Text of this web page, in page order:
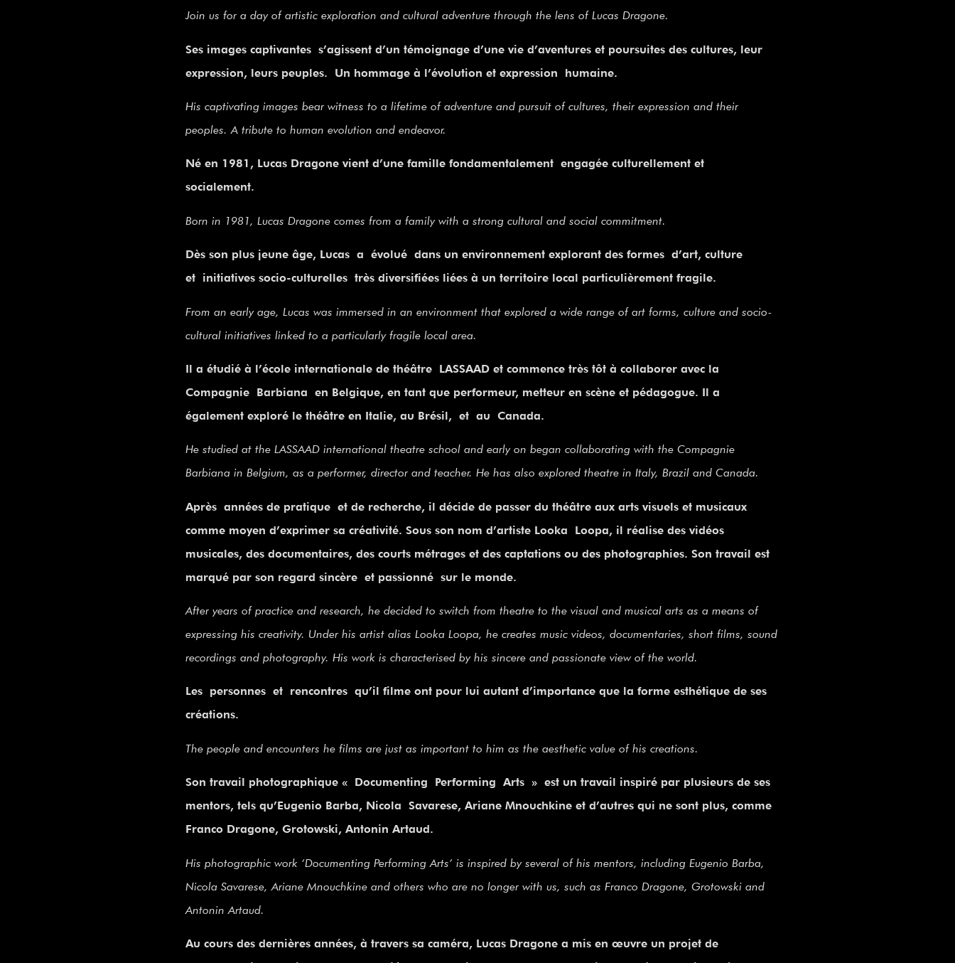
Join us for a day of artistic exploration and cultural adventure through the lens of Lucas Dragone.
Ses images captivantes s’agissent d’un témoignage d’une vie d’aventures et poursuites des cultures, leur
expression, leurs peuples. Un hommage à l’évolution et expression humaine.
His captivating images bear witness to a lifetime of adventure and pursuit of cultures, their expression and their
peoples. A tribute to human evolution and endeavor.
Né en 1981, Lucas Dragone vient d’une famille fondamentalement engagée culturellement et
socialement.
Born in 1981, Lucas Dragone comes from a family with a strong cultural and social commitment.
Dès son plus jeune âge, Lucas a évolué dans un environnement explorant des formes d’art, culture
et initiatives socio-culturelles très diversifiées liées à un territoire local particulièrement fragile.
From an early age, Lucas was immersed in an environment that explored a wide range of art forms, culture and socio-
cultural initiatives linked to a particularly fragile local area.
Il a étudié à l’école internationale de théâtre LASSAAD et commence très tôt à collaborer avec la
Compagnie Barbiana en Belgique, en tant que performeur, metteur en scène et pédagogue. Il a
également exploré le théâtre en Italie, au Brésil, et au Canada.
He studied at the LASSAAD international theatre school and early on began collaborating with the Compagnie
Barbiana in Belgium, as a performer, director and teacher. He has also explored theatre in Italy, Brazil and Canada.
Après années de pratique et de recherche, il décide de passer du théâtre aux arts visuels et musicaux
comme moyen d’exprimer sa créativité. Sous son nom d’artiste Looka Loopa, il réalise des vidéos
musicales, des documentaires, des courts métrages et des captations ou des photographies. Son travail est
marqué par son regard sincère et passionné sur le monde.
After years of practice and research, he decided to switch from theatre to the visual and musical arts as a means of
expressing his creativity. Under his artist alias Looka Loopa, he creates music videos, documentaries, short films, sound
recordings and photography. His work is characterised by his sincere and passionate view of the world.
Les personnes et rencontres qu’il filme ont pour lui autant d’importance que la forme esthétique de ses
créations.
The people and encounters he films are just as important to him as the aesthetic value of his creations.
Son travail photographique « Documenting Performing Arts » est un travail inspiré par plusieurs de ses
mentors, tels qu’Eugenio Barba, Nicola Savarese, Ariane Mnouchkine et d’autres qui ne sont plus, comme
Franco Dragone, Grotowski, Antonin Artaud.
His photographic work ‘Documenting Performing Arts’ is inspired by several of his mentors, including Eugenio Barba,
Nicola Savarese, Ariane Mnouchkine and others who are no longer with us, such as Franco Dragone, Grotowski and
Antonin Artaud.
Au cours des dernières années, à travers sa caméra, Lucas Dragone a mis en œuvre un projet de